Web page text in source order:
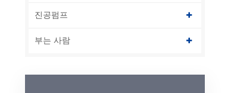
진공펌프
부는 사람